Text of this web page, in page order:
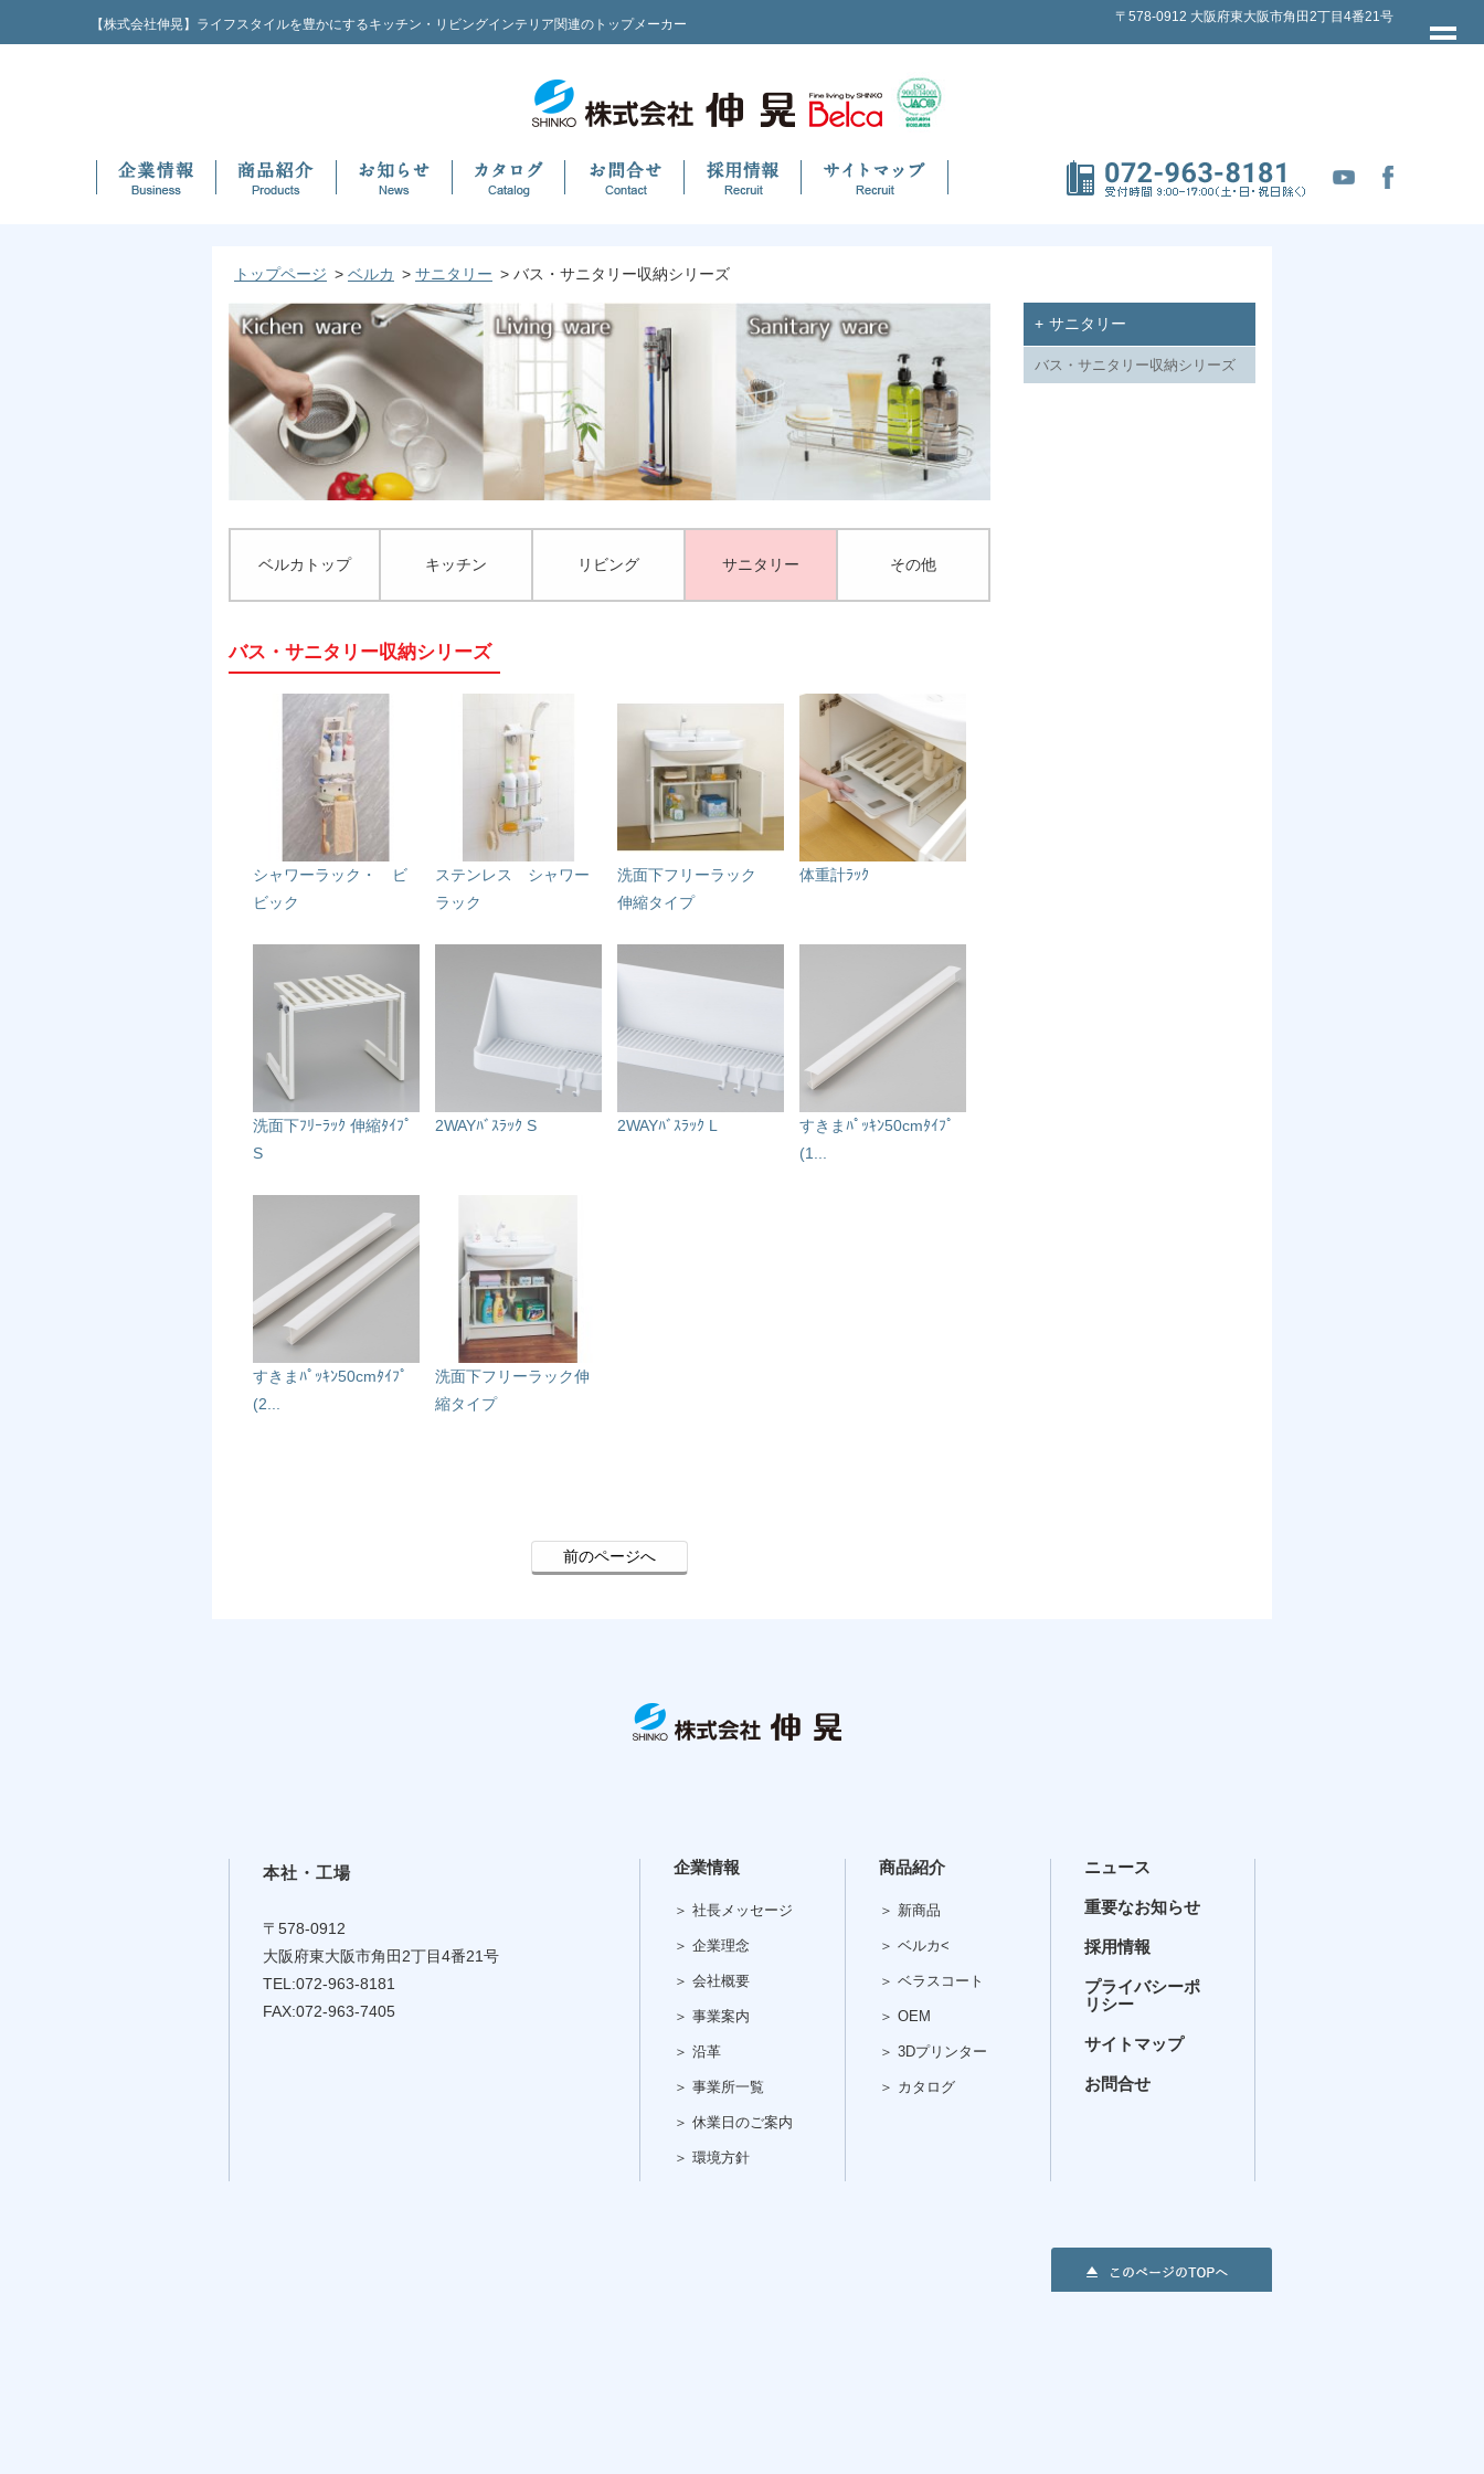
【株式会社伸晃】ライフスタイルを豊かにするキッチン・リビングインテリア関連のトップメーカー 〒578-0912 大阪府東大阪市角田2丁目4番21号
トップページ ベルカ サニタリー バス・サニタリー収納シリーズ
ベルカトップ キッチン リビング サニタリー その他
サニタリー
バス・サニタリー収納シリーズ
バス・サニタリー収納シリーズ
シャワーラック・ ビ
ビック
ステンレス シャワー
ラック
洗面下フリーラック
伸縮タイプ
体重計ﾗｯｸ
洗面下ﾌﾘｰﾗｯｸ 伸縮ﾀｲﾌﾟ
S
2WAYﾊﾞｽﾗｯｸ S 2WAYﾊﾞｽﾗｯｸ L
すきまﾊﾟｯｷﾝ50cmﾀｲﾌﾟ
(1...
すきまﾊﾟｯｷﾝ50cmﾀｲﾌﾟ
(2...
洗面下フリーラック伸
縮タイプ
前のページへ
本社・工場
〒578-0912
大阪府東大阪市角田2丁目4番21号
TEL:072-963-8181
FAX:072-963-7405
企業情報
＞ 社長メッセージ
＞ 企業理念
＞ 会社概要
＞ 事業案内
＞ 沿革
＞ 事業所一覧
＞ 休業日のご案内
＞ 環境方針
商品紹介
＞ 新商品
＞ ベルカ<
＞ ベラスコート
＞ OEM
＞ 3Dプリンター
＞ カタログ
ニュース
重要なお知らせ
採用情報
プライバシーポ
リシー
サイトマップ
お問合せ